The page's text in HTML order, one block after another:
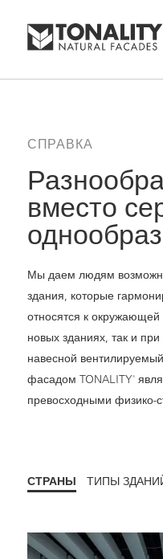
СПРАВКА
вместо
Мы даем людям
здания, которые
относятся к
новых зданиях, так и
навесной
фасадом TONALITY®
превосходными физико-
СТРАНЫ ТИПЫ